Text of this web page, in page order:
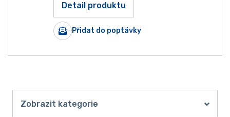
Detail produktu
Přidat do poptávky
Zobrazit kategorie